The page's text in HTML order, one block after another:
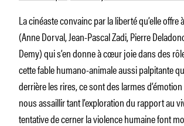
La cinéaste convainc par la liberté qu’elle offre
(Anne Dorval, Jean-Pascal Zadi, Pierre
Demy) qui s’en donne à cœur joie dans des
cette fable humano-animale aussi palpitante
derrière les rires, ce sont des larmes
nous assaillir tant l’exploration du rapport au
tentative de cerner la violence humaine font